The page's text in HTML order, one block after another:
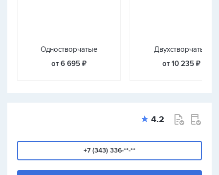
Одностворчатые
от 6 695 ₽
Двухстворчатые
от 10 235 ₽
4.2
+7 (343) 336-**-**